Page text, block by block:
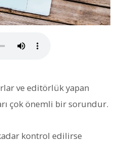
ve editörlük yapan
çok önemli bir sorundur.
kontrol edilirse